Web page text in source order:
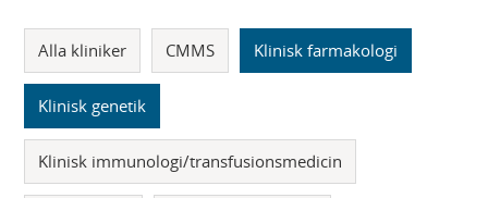
Alla kliniker CMMS Klinisk farmakologi
Klinisk genetik
Klinisk immunologi/transfusionsmedicin